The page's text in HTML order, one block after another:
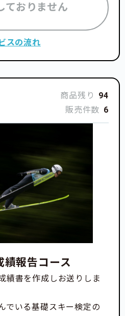
ておりません
スの流れ
商品残り
94
販売件数 6
報告コース
績書を作成しお送りしま
でいる基礎スキー検定の